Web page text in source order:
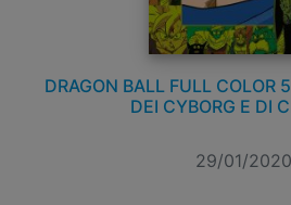
DRAGON BALL FULL COLOR
DEI CYBORG E DI
29/01/2020